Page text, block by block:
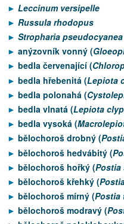
Leccinum versipelle
Russula rhodopus
Stropharia pseudocyanea
anýzovník vonný (
bedla červenající (
bedla hřebenitá (Lepiota
bedla polonahá (
bedla vlnatá (Lepiota
bedla vysoká (
bělochoroš drobný (
bělochoroš hedvábitý (
bělochoroš hořký (
bělochoroš křehký (
bělochoroš mírný (Postia
bělochoroš modravý (